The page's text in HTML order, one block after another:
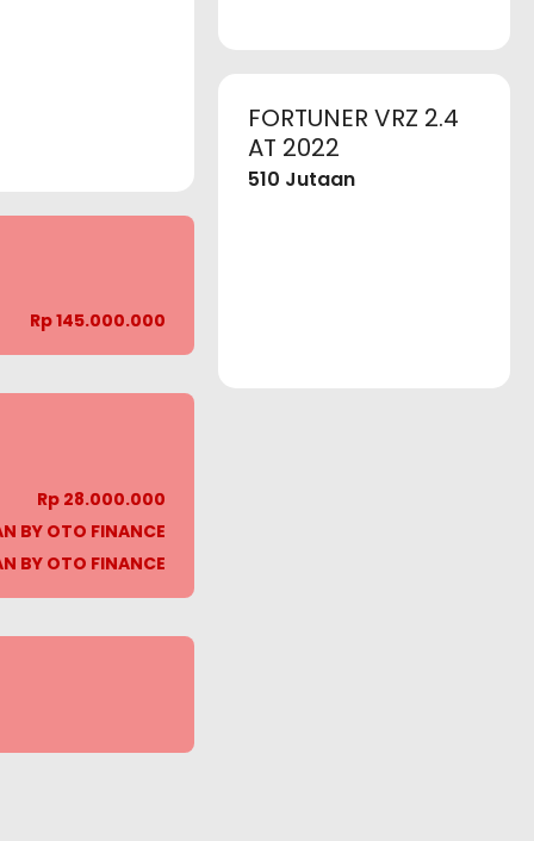
Rp 145.000.000
Rp 28.000.000
BY OTO FINANCE
BY OTO FINANCE
FORTUNER VRZ 2.4
AT 2022
510 Jutaan